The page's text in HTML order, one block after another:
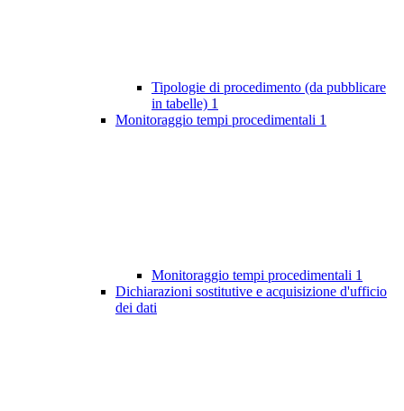
Tipologie di procedimento (da pubblicare
in tabelle) 1
Monitoraggio tempi procedimentali 1
Monitoraggio tempi procedimentali 1
Dichiarazioni sostitutive e acquisizione d'ufficio
dei dati